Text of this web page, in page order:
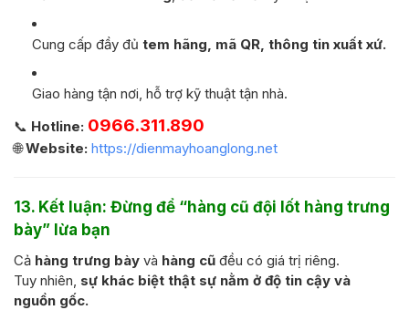
Cung cấp đầy đủ tem hãng, mã QR, thông tin xuất xứ.
Giao hàng tận nơi, hỗ trợ kỹ thuật tận nhà.
📞 Hotline: 0966.311.890
🌐Website: https://dienmayhoanglong.net
13. Kết luận: Đừng để “hàng cũ đội lốt hàng trưng
bày” lừa bạn
Cả hàng trưng bày và hàng cũ đều có giá trị riêng.
Tuy nhiên, sự khác biệt thật sự nằm ở độ tin cậy và
nguồn gốc.